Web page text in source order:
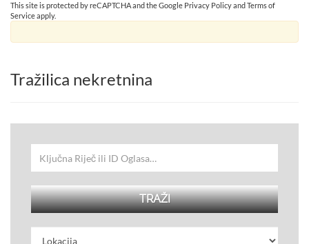
This site is protected by reCAPTCHA and the Google Privacy PolicyandTerms of
Serviceapply.
Tražilica nekretnina